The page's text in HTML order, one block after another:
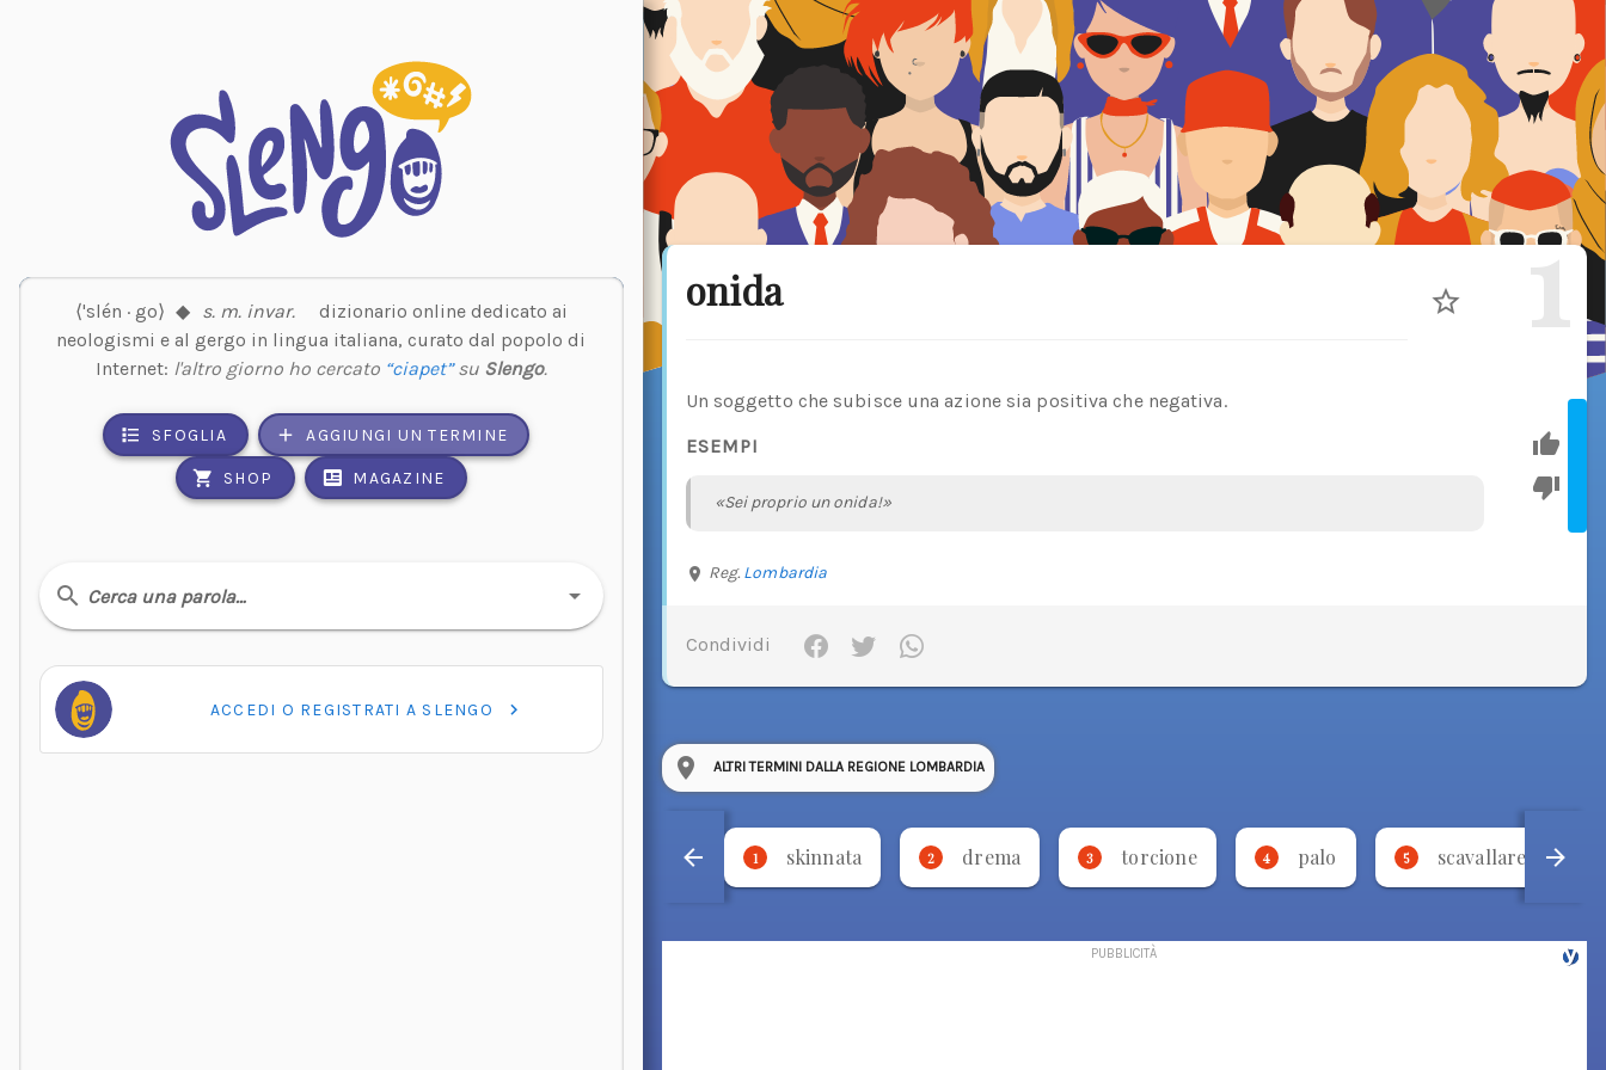
⟨'slén · go⟩ ◆ s. m. invar.
dizionario online dedicato ai
neologismi e al gergo in lingua italiana, curato dal popolo di
Internet: l'altro giorno ho cercato “ciapet”su Slengo.
SFOGLIA AGGIUNGI UN TERMINE
SHOP MAGAZINE
Cerca una parola…
ACCEDI O REGISTRATI A SLENGO
onida 1
Un soggetto che subisce una azione sia positiva che negativa.
ESEMPI
«Sei proprio un onida!»
Reg. Lombardia
Condividi
ALTRI TERMINI DALLA REGIONE LOMBARDIA
1 skinnata 2 drema 3 torcione 4 palo 5 scavallare